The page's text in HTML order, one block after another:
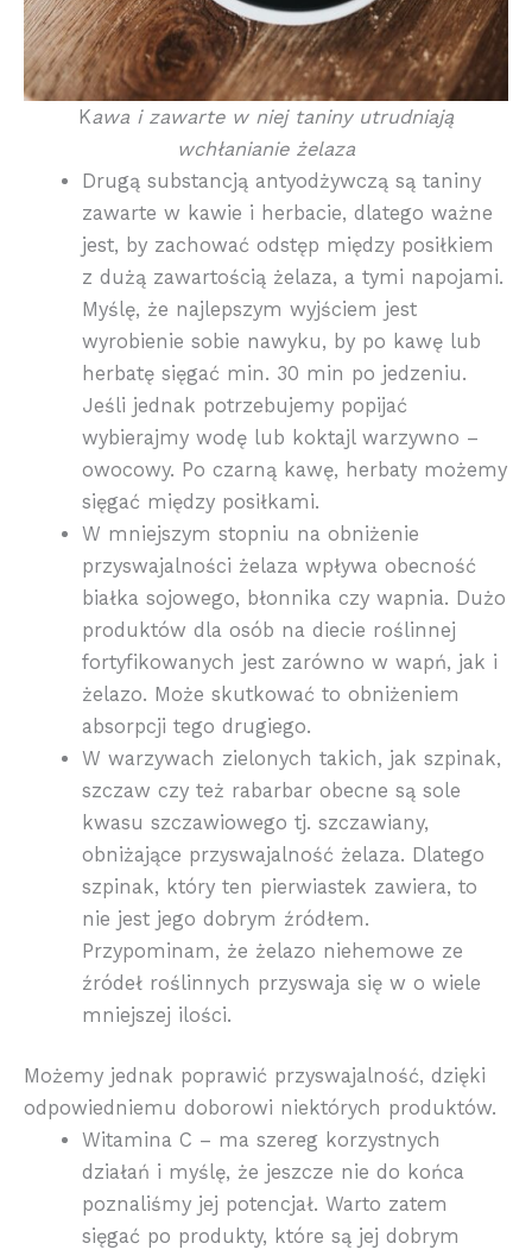
Kawa i zawarte w niej taniny utrudniają
wchłanianie żelaza
Drugą substancją antyodżywczą są taniny
zawarte w kawie i herbacie, dlatego ważne
jest, by zachować odstęp między posiłkiem
z dużą zawartością żelaza, a tymi napojami.
Myślę, że najlepszym wyjściem jest
wyrobienie sobie nawyku, by po kawę lub
herbatę sięgać min. 30 min po jedzeniu.
Jeśli jednak potrzebujemy popijać
wybierajmy wodę lub koktajl warzywno –
owocowy. Po czarną kawę, herbaty możemy
sięgać między posiłkami.
W mniejszym stopniu na obniżenie
przyswajalności żelaza wpływa obecność
białka sojowego, błonnika czy wapnia. Dużo
produktów dla osób na diecie roślinnej
fortyfikowanych jest zarówno w wapń, jak i
żelazo. Może skutkować to obniżeniem
absorpcji tego drugiego.
W warzywach zielonych takich, jak szpinak,
szczaw czy też rabarbar obecne są sole
kwasu szczawiowego tj. szczawiany,
obniżające przyswajalność żelaza. Dlatego
szpinak, który ten pierwiastek zawiera, to
nie jest jego dobrym źródłem.
Przypominam, że żelazo niehemowe ze
źródeł roślinnych przyswaja się w o wiele
mniejszej ilości.
Możemy jednak poprawić przyswajalność, dzięki
odpowiedniemu doborowi niektórych produktów.
Witamina C – ma szereg korzystnych
działań i myślę, że jeszcze nie do końca
poznaliśmy jej potencjał. Warto zatem
sięgać po produkty, które są jej dobrym